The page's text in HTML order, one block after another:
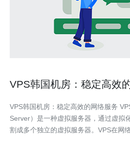
VPS韩国机房：稳定高效
VPS韩国机房：稳定高效的网络服务 VPS（Virtual Private
Server）是一种虚拟服务器，通过虚拟
割成多个独立的虚拟服务器。VPS在网